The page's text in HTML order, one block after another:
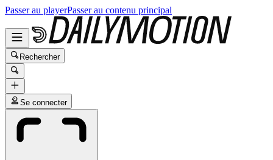
Passer au playerPasser au contenu principal
Rechercher
Se connecter